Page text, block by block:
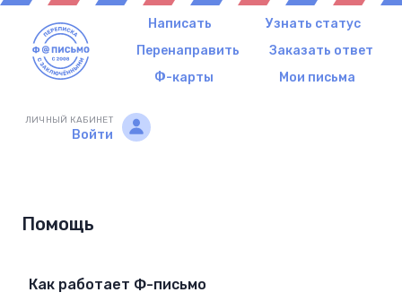
Написать
Узнать статус
Перенаправить
Заказать ответ
Ф-карты
Мои письма
ЛИЧНЫЙ КАБИНЕТ
Войти
Помощь
Как работает Ф-письмо